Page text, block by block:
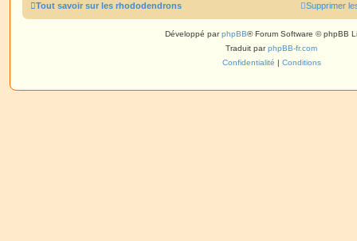
Tout savoir sur les rhododendrons Supprimer
Développé parphpBB® Forum Software © phpBB
Traduit parphpBB-fr.com
Confidentialité | Conditions